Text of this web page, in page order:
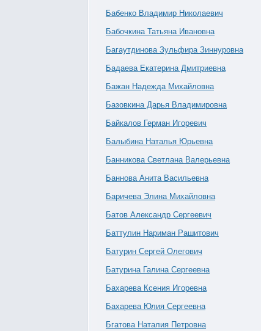
Бабенко Владимир Николаевич
Бабочкина Татьяна Ивановна
Багаутдинова Зульфира Зиннуровна
Бадаева Екатерина Дмитриевна
Бажан Надежда Михайловна
Базовкина Дарья Владимировна
Байкалов Герман Игоревич
Балыбина Наталья Юрьевна
Банникова Светлана Валерьевна
Баннова Анита Васильевна
Баричева Элина Михайловна
Батов Александр Сергеевич
Баттулин Нариман Рашитович
Батурин Сергей Олегович
Батурина Галина Сергеевна
Бахарева Ксения Игоревна
Бахарева Юлия Сергеевна
Бгатова Наталия Петровна